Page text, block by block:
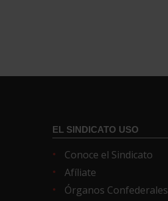
EL SINDICATO USO
Conoce el Sindicato
Afíliate
Órganos Confederales